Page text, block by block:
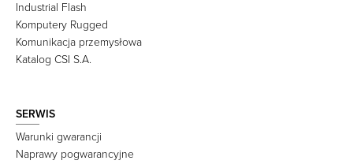
Industrial Flash
Komputery Rugged
Komunikacja przemysłowa
Katalog CSI S.A.
SERWIS
Warunki gwarancji
Naprawy pogwarancyjne